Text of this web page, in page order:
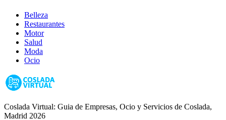
Belleza
Restaurantes
Motor
Salud
Moda
Ocio
Coslada Virtual: Guia de Empresas, Ocio y Servicios de Coslada,
Madrid 2026